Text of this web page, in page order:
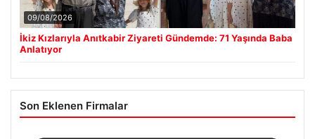
09/08/2026
İkiz Kızlarıyla Anıtkabir Ziyareti Gündemde: 71 Yaşında Baba
Anlatıyor
Son Eklenen Firmalar